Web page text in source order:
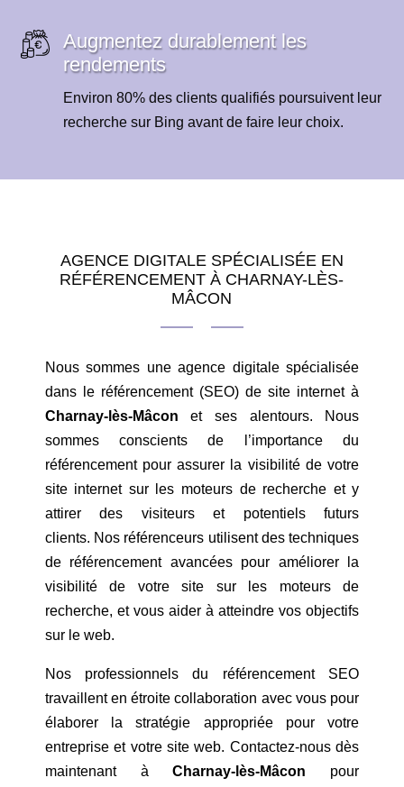
Augmentez durablement les
rendements
Environ 80% des clients qualifiés poursuivent leur
recherche sur Bing avant de faire leur choix.
AGENCE DIGITALE SPÉCIALISÉE EN
RÉFÉRENCEMENT À CHARNAY-LÈS-
MÂCON
Nous sommes une agence digitale spécialisée
dans le référencement (SEO) de site internet à
Charnay-lès-Mâcon et ses alentours. Nous
sommes conscients de l’importance du
référencement pour assurer la visibilité de votre
site internet sur les moteurs de recherche et y
attirer des visiteurs et potentiels futurs
clients. Nos référenceurs utilisent des techniques
de référencement avancées pour améliorer la
visibilité de votre site sur les moteurs de
recherche, et vous aider à atteindre vos objectifs
sur le web.
Nos professionnels du référencement SEO
travaillent en étroite collaboration avec vous pour
élaborer la stratégie appropriée pour votre
entreprise et votre site web. Contactez-nous dès
maintenant àCharnay-lès-Mâcon pour